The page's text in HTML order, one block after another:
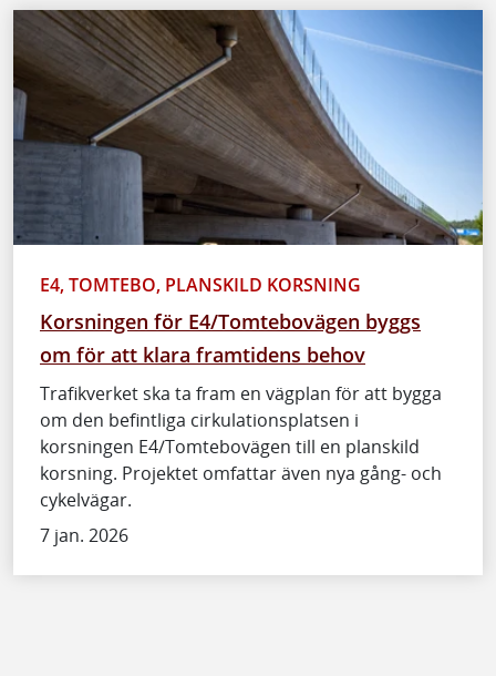
E4, TOMTEBO, PLANSKILD KORSNING
Korsningen för E4/Tomtebovägen byggs
om för att klara framtidens behov
Trafikverket ska ta fram en vägplan för att bygga
om den befintliga cirkulationsplatsen i
korsningen E4/Tomtebovägen till en planskild
korsning. Projektet omfattar även nya gång- och
cykelvägar.
7 jan. 2026